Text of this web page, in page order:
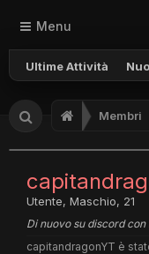
Menu
Ultime Attività
Membri
Utente, Maschio, 21
Di nuovo su discord
capitandragonYT è